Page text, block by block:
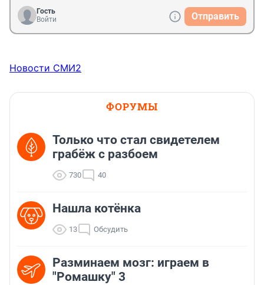
Гость
Войти
Отправить
Новости СМИ2
ФОРУМЫ
Только что стал свидетелем
грабёж с разбоем
730 40
Нашла котёнка
13 Обсудить
Разминаем мозг: играем в
"Ромашку" 3